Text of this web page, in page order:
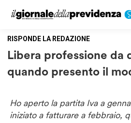
RISPONDE LA REDAZIONE
Libera professione da
quando presento il
Ho aperto la partita Iva a
iniziato a fatturare a febbraio,